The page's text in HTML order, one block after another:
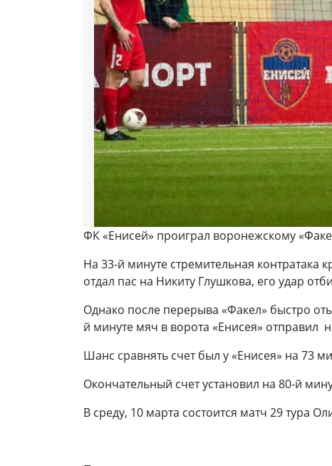
ФК «Енисей» проиграл воронежскому
На 33-й минуте стремительная
отдал пас на Никиту Глушкова, его удар
Однако после перерыва «Факел» быстро
й минуте мяч в ворота «Енисея»
Шанс сравнять счет был у «Енисея» на 73
Окончательный счет установил на 80-й
В среду, 10 марта состоится матч 29 тура